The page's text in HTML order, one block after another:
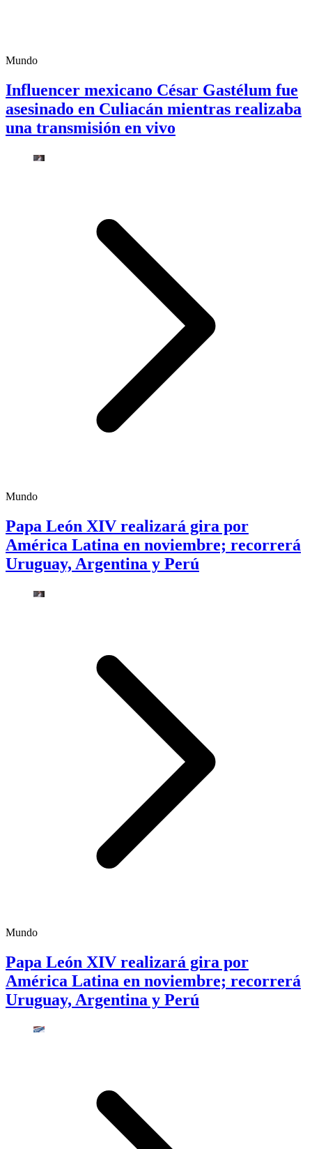
Mundo
Influencer mexicano César Gastélum fue
asesinado en Culiacán mientras realizaba
una transmisión en vivo
Mundo
Papa León XIV realizará gira por
América Latina en noviembre; recorrerá
Uruguay, Argentina y Perú
Mundo
Papa León XIV realizará gira por
América Latina en noviembre; recorrerá
Uruguay, Argentina y Perú